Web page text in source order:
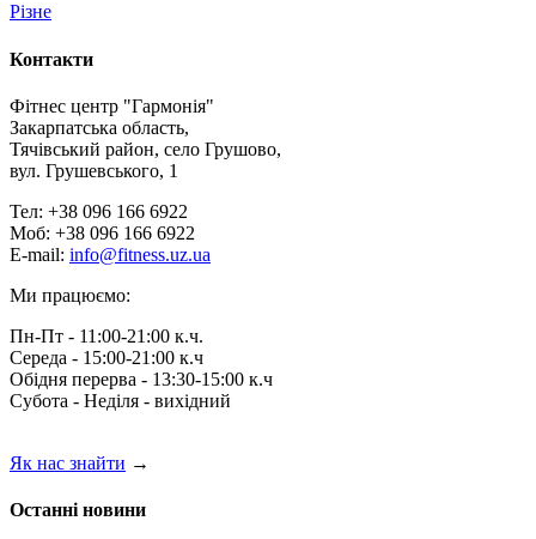
Різне
Контакти
Фітнес центр "Гармонія"
Закарпатська область,
Тячівський район, село Грушово,
вул. Грушевського, 1
Тел: +38 096 166 6922
Моб: +38 096 166 6922
E-mail: info@fitness.uz.ua
Ми працюємо:
Пн-Пт - 11:00-21:00 к.ч.
Середа - 15:00-21:00 к.ч
Обідня перерва - 13:30-15:00 к.ч
Субота - Неділя - вихідний
Як нас знайти →
Останні новини